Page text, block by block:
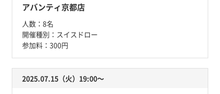
アバンティ京都店
人数： 8名
開催種別： スイスドロー
参加料： 300円
2025.07.15（火）19:00〜